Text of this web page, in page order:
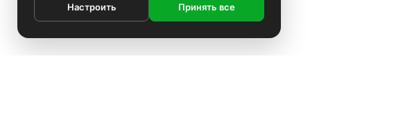
Настроить
Принять все